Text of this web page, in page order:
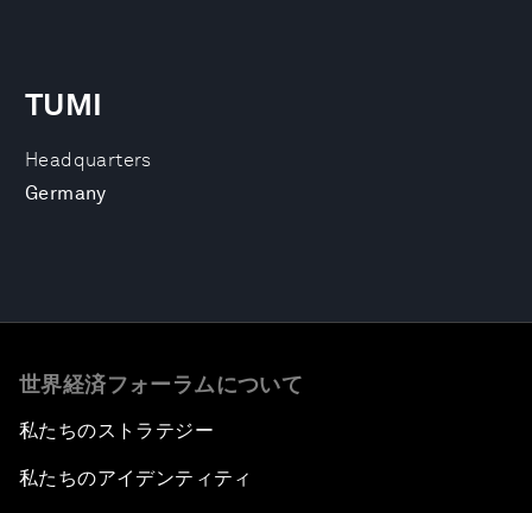
Headquarters
Germany
TUMI
世界経済フォーラムについて
私たちのストラテジー
私たちのアイデンティティ